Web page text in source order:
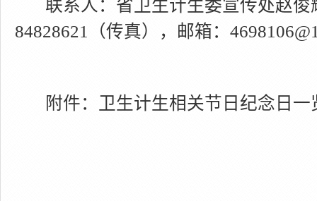
联系人：省卫生计生委宣传处赵俊
84828621
（传真），邮箱：
附件：卫生计生相关节日纪念日一